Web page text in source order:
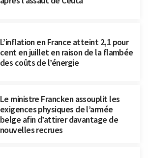
L’inflation en France atteint 2,1 pour
cent en juillet en raison de la flambée
des coûts de l’énergie
Le ministre Francken assouplit les
exigences physiques de l’armée
belge afin d’attirer davantage de
nouvelles recrues